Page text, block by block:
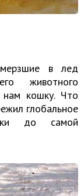
в лед
животного
нам кошку. Что
глобальное
до самой